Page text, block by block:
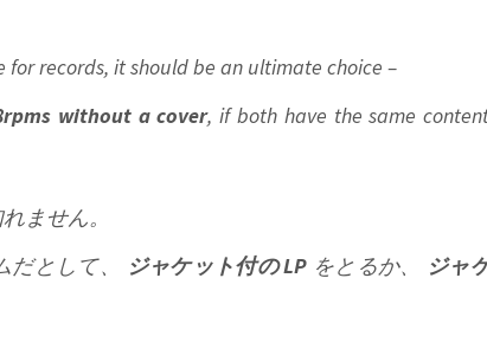
records, it should be an ultimate choice –
without a cover, if both have the same
ません。
として、
ジャケット付の LP をとるか、
ジャ